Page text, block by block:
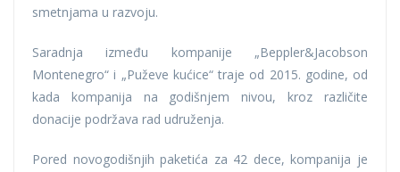
smetnjama u razvoju.
Saradnja između kompanije „Beppler&Jacobson
Montenegro“ i „Puževe kućice“ traje od 2015. godine, od
kada kompanija na godišnjem nivou, kroz različite
donacije podržava rad udruženja.
Pored novogodišnjih paketića za 42 dece, kompanija je